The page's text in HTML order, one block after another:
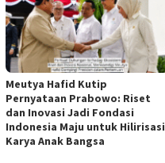
Meutya Hafid Kutip
Pernyataan Prabowo: Riset
dan Inovasi Jadi Fondasi
Indonesia Maju untuk Hilirisasi
Karya Anak Bangsa